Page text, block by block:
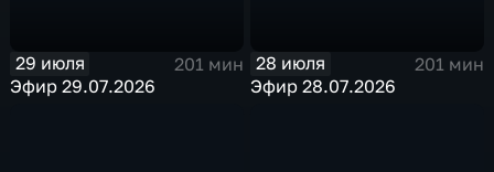
29 июля
201 мин
Эфир 29.07.2026
28 июля
201 мин
Эфир 28.07.2026